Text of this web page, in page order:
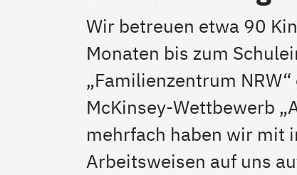
Wir betreuen etwa 90
Monaten bis zum
„Familienzentrum
McKinsey-Wettbewerb
mehrfach haben wir mit
Arbeitsweisen auf uns